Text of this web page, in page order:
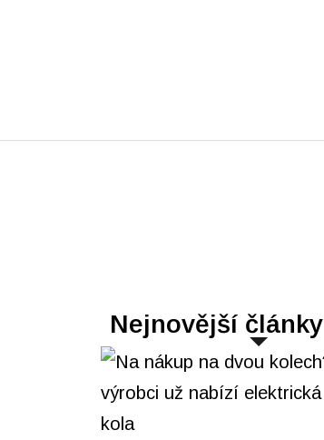
Nejnovější články